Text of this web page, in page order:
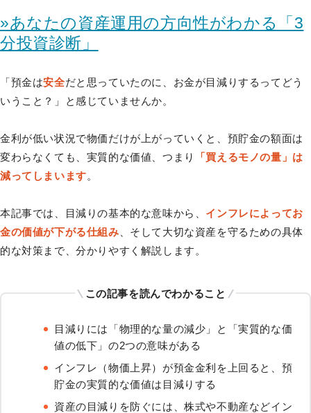
»あなたの資産運用の方向性がわかる「3
分投資診断」
「預金は安全だと思っていたのに、お金が目減りするってどう
いうこと？」と感じていませんか。
金利が低い状況で物価だけが上がっていくと、預貯金の額面は
変わらなくても、実質的な価値、つまり
「買えるモノの量」は
減ってしまいます。
本記事では、目減りの基本的な意味から、 インフレによってお
金の価値が下がる仕組み 、そして大切な資産を守るための具体
的な対策まで、分かりやすく解説します。
この記事を読んでわかること
目減りには「物理的な量の減少」と「実質的な価
値の低下」の2つの意味がある
インフレ（物価上昇）が預金金利を上回ると、預
貯金の実質的な価値は目減りする
資産の目減りを防ぐには、株式や不動産などイン